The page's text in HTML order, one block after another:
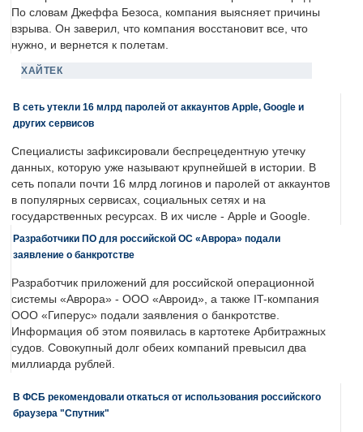
По словам Джеффа Безоса, компания выясняет причины
взрыва. Он заверил, что компания восстановит все, что
нужно, и вернется к полетам.
ХАЙТЕК
В сеть утекли 16 млрд паролей от аккаунтов Apple, Google и
других сервисов
Специалисты зафиксировали беспрецедентную утечку
данных, которую уже называют крупнейшей в истории. В
сеть попали почти 16 млрд логинов и паролей от аккаунтов
в популярных сервисах, социальных сетях и на
государственных ресурсах. В их числе - Apple и Google.
Разработчики ПО для российской ОС «Аврора» подали
заявление о банкротстве
Разработчик приложений для российской операционной
системы «Аврора» - ООО «Авроид», а также IT-компания
ООО «Гиперус» подали заявления о банкротстве.
Информация об этом появилась в картотеке Арбитражных
судов. Совокупный долг обеих компаний превысил два
миллиарда рублей.
В ФСБ рекомендовали откаться от использования российского
браузера "Спутник"